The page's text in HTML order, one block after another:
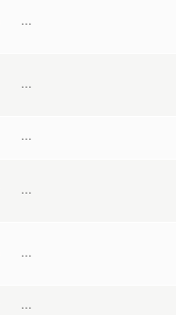
...
...
...
...
...
...